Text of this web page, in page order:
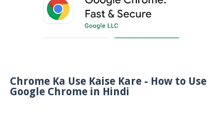
Chrome Ka Use Kaise Kare - How to Use
Google Chrome in Hindi